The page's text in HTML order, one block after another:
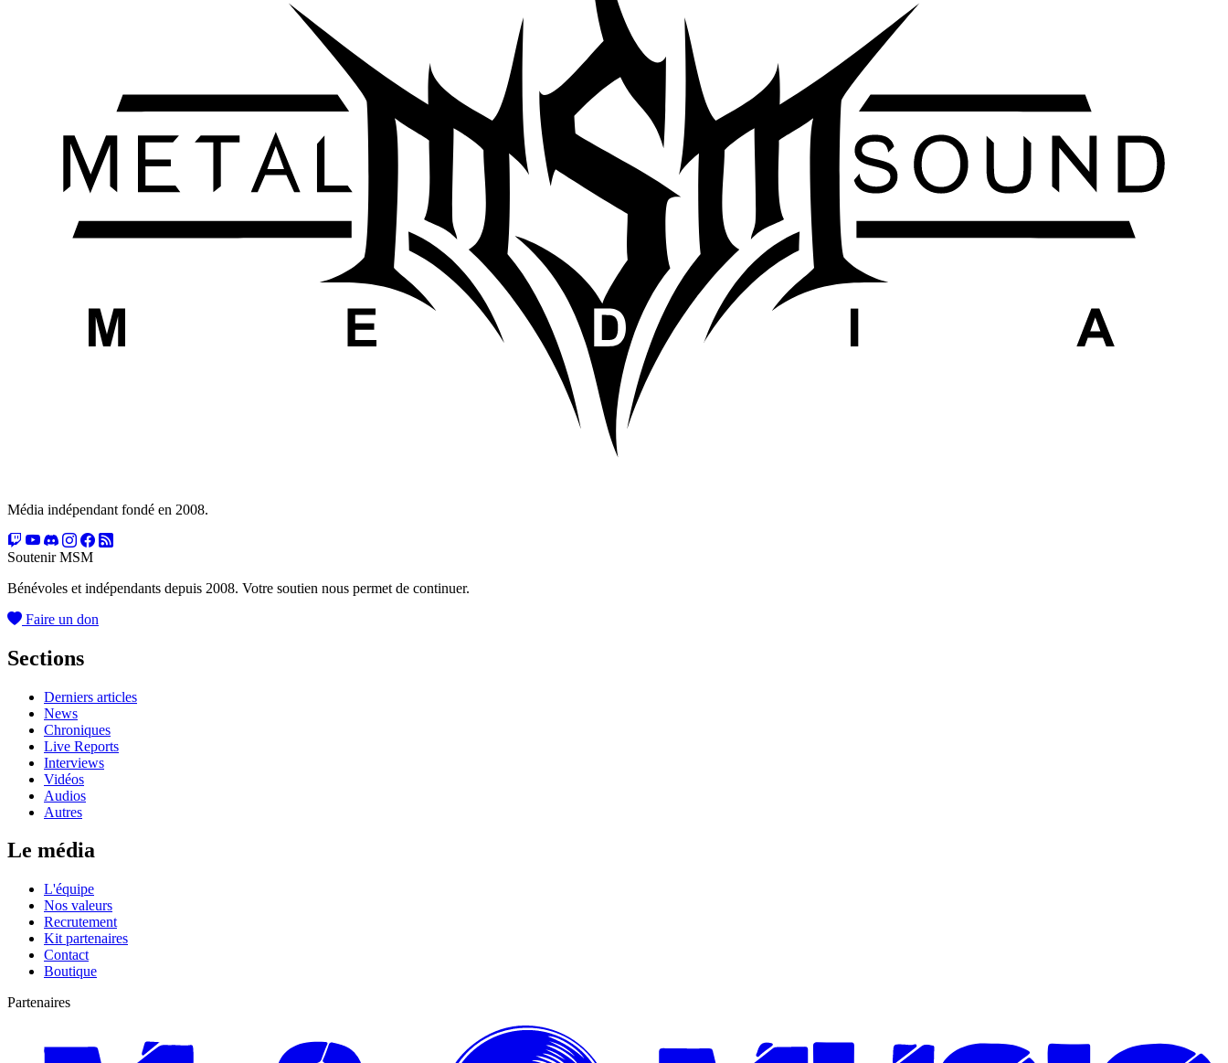
Média indépendant fondé en 2008.
Soutenir MSM
Bénévoles et indépendants depuis 2008. Votre soutien nous permet de continuer.
Faire un don
Sections
Derniers articles
News
Chroniques
Live Reports
Interviews
Vidéos
Audios
Autres
Le média
L'équipe
Nos valeurs
Recrutement
Kit partenaires
Contact
Boutique
Partenaires